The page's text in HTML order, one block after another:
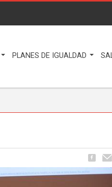
PLANES DE IGUALDAD